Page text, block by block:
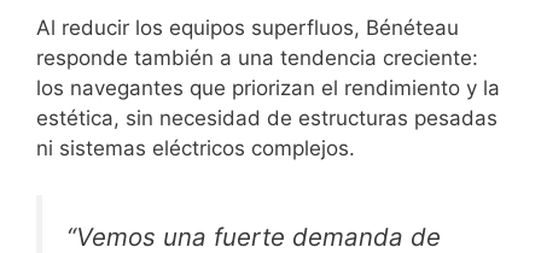
Al reducir los equipos superfluos, Bénéteau
responde también a una tendencia creciente:
los navegantes que priorizan el rendimiento y la
estética, sin necesidad de estructuras pesadas
ni sistemas eléctricos complejos.
“Vemos una fuerte demanda de